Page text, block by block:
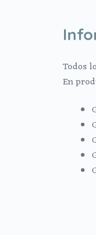
Todos
En